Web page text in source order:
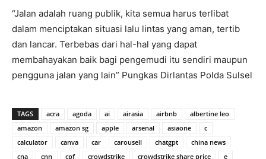
“Jalan adalah ruang publik, kita semua harus terlibat
dalam menciptakan situasi lalu lintas yang aman, tertib
dan lancar. Terbebas dari hal-hal yang dapat
membahayakan baik bagi pengemudi itu sendiri maupun
pengguna jalan yang lain” Pungkas Dirlantas Polda Sulsel
TAGS acra agoda ai airasia airbnb
albertine leo
amazon
amazon sg apple arsenal asiaone
c
calculator
canva car carousell chatgpt
china news
cna
cnn cpf crowdstrike crowdstrike share price e